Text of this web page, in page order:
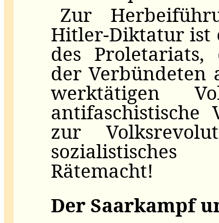
Zur
Hitler-Diktatur ist
des
der Verbündeten
werktätigen
antifaschistische
zur
Rätemacht!
Der Saarkampf